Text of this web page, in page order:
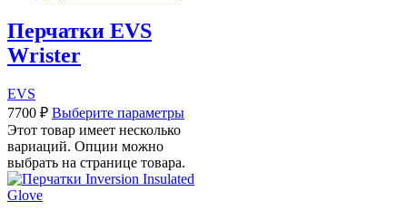
Перчатки EVS
Wrister
EVS
7700 ₽ Выберите параметры
Этот товар имеет несколько
вариаций. Опции можно
выбрать на странице товара.